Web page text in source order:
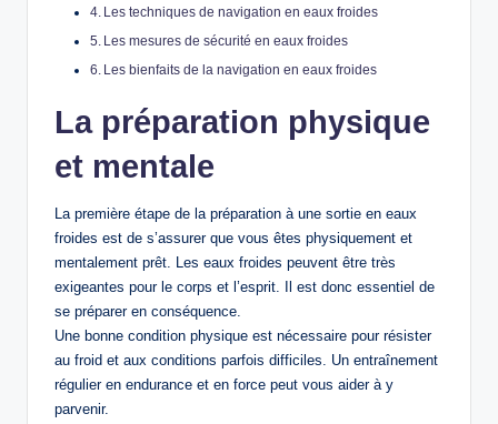
Les techniques de navigation en eaux froides
Les mesures de sécurité en eaux froides
Les bienfaits de la navigation en eaux froides
La préparation physique
et mentale
La première étape de la préparation à une sortie en eaux
froides est de s’assurer que vous êtes physiquement et
mentalement prêt. Les eaux froides peuvent être très
exigeantes pour le corps et l’esprit. Il est donc essentiel de
se préparer en conséquence.
Une bonne condition physique est nécessaire pour résister
au froid et aux conditions parfois difficiles. Un entraînement
régulier en endurance et en force peut vous aider à y
parvenir.